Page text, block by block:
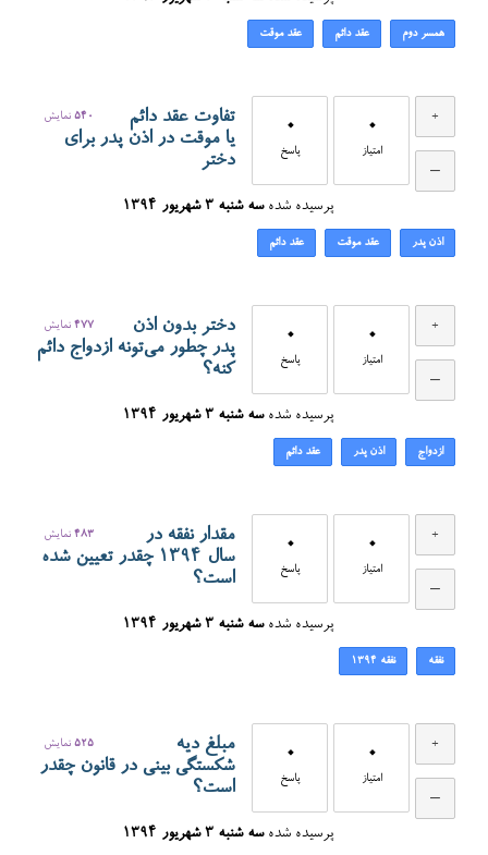
همسر دوم عقد دائم عقد موقت
0
امتیاز
0
پاسخ
540 نمایش
تفاوت عقد دائم
یا موقت در اذن پدر برای
دختر
پرسیده شده سه شنبه ۳ شهریور ۱۳۹۴
اذن پدر عقد موقت عقد دائم
0
امتیاز
0
پاسخ
477 نمایش
دختر بدون اذن
پدر چطور می‌تونه ازدواج دائم
کنه؟
پرسیده شده سه شنبه ۳ شهریور ۱۳۹۴
ازدواج اذن پدر عقد دائم
0
امتیاز
0
پاسخ
483 نمایش
مقدار نفقه در
سال ۱۳۹۴ چقدر تعیین شده
است؟
پرسیده شده سه شنبه ۳ شهریور ۱۳۹۴
نفقه نفقه ۱۳۹۴
0
امتیاز
0
پاسخ
525 نمایش
مبلغ دیه
شکستگی بینی در قانون چقدر
است؟
پرسیده شده سه شنبه ۳ شهریور ۱۳۹۴